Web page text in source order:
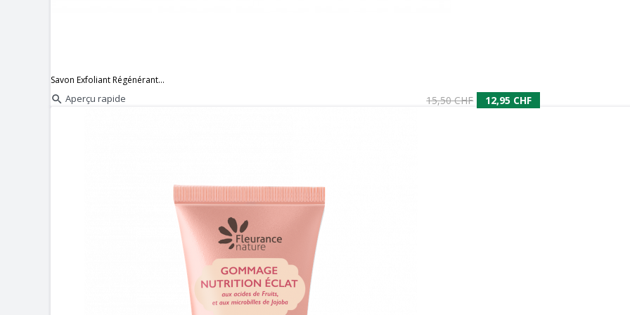
Savon Exfoliant Régénérant...
search Aperçu rapide 15,50 CHF 12,95 CHF